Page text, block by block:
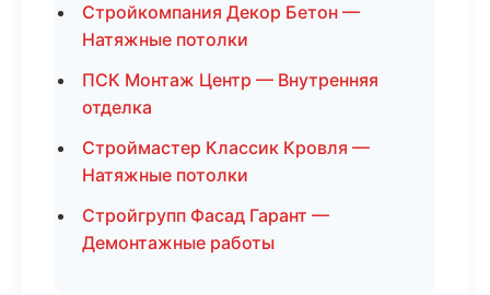
Стройкомпания Декор Бетон —
Натяжные потолки
ПСК Монтаж Центр — Внутренняя
отделка
Строймастер Классик Кровля —
Натяжные потолки
Стройгрупп Фасад Гарант —
Демонтажные работы